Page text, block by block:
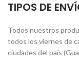
TIPOS DE
Todos nuestros
todos los viernes de
ciudades del país